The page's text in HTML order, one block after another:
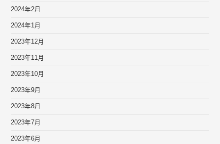
2024年2月
2024年1月
2023年12月
2023年11月
2023年10月
2023年9月
2023年8月
2023年7月
2023年6月